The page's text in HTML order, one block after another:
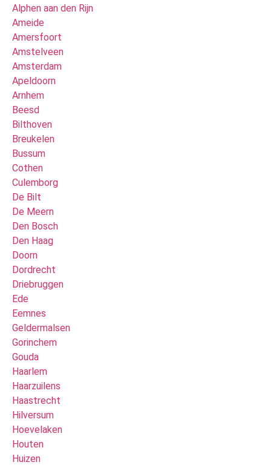
Alphen aan den Rijn
Ameide
Amersfoort
Amstelveen
Amsterdam
Apeldoorn
Arnhem
Beesd
Bilthoven
Breukelen
Bussum
Cothen
Culemborg
De Bilt
De Meern
Den Bosch
Den Haag
Doorn
Dordrecht
Driebruggen
Ede
Eemnes
Geldermalsen
Gorinchem
Gouda
Haarlem
Haarzuilens
Haastrecht
Hilversum
Hoevelaken
Houten
Huizen